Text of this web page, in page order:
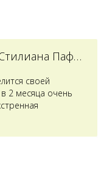
Чудо святого Преподобного Стилиана Пафлагонского
своей
2 месяца очень
после
незнакомую